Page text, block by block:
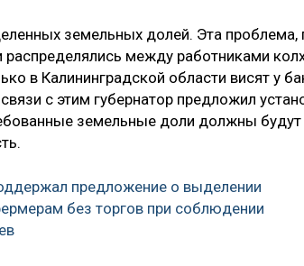
земельных долей. Эта проблема,
между работниками
в Калининградской области висят у
с этим губернатор предложил
земельные доли должны будут
предложение о выделении
без торгов при соблюдении